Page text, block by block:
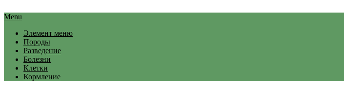
Menu
Элемент меню
Породы
Разведение
Болезни
Клетки
Кормление